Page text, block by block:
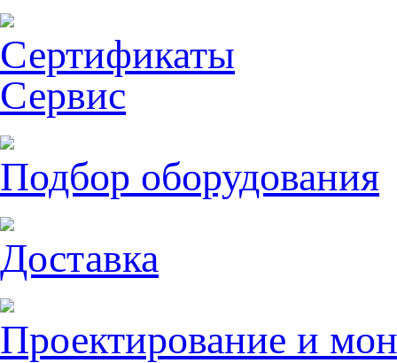
Сертификаты
Сервис
Подбор оборудования
Доставка
Проектирование и